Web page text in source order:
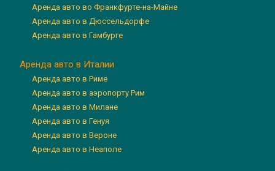
Аренда авто во Франкфурте-на-Майне
Аренда авто в Дюссельдорфе
Аренда авто в Гамбурге
Аренда авто в Италии
Аренда авто в Риме
Аренда авто в аэропорту Рим
Аренда авто в Милане
Аренда авто в Генуя
Аренда авто в Вероне
Аренда авто в Неаполе